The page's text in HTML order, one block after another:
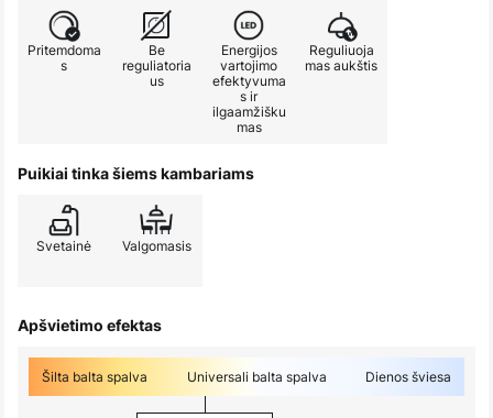
Pritemdoma
s
Be
reguliatoria
us
Energijos
vartojimo
efektyvuma
s ir
ilgaamžišku
mas
Reguliuoja
mas aukštis
Puikiai tinka šiems kambariams
Svetainė Valgomasis
Apšvietimo efektas
Šilta balta spalva Universali balta spalva Dienos šviesa